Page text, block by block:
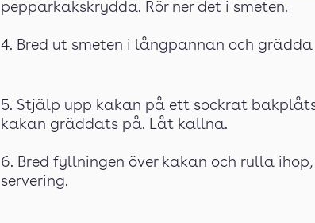
pepparkakskrydda. Rör ner det i smeten.
4. Bred ut smeten i långpannan och
5. Stjälp upp kakan på ett sockrat
kakan gräddats på. Låt kallna.
6. Bred fyllningen över kakan och rulla
servering.